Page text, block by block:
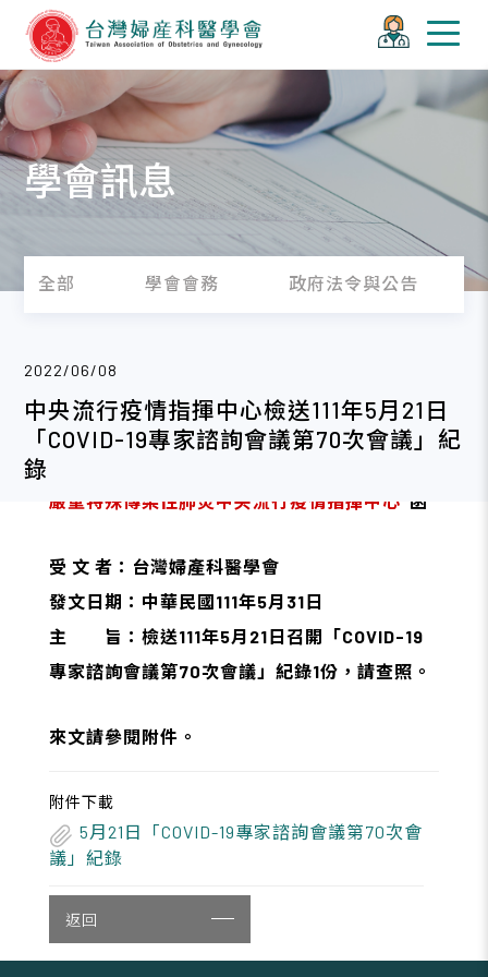
學會訊息
全部 學會會務 政府法令與公告
2022/06/08
中央流行疫情指揮中心檢送111年5月21日
「COVID-19專家諮詢會議第70次會議」紀
錄
嚴重特殊傳染性肺炎中央流行疫情指揮中心 函
受 文 者：台灣婦產科醫學會
發文日期：中華民國111年5月31日
主 旨：檢送111年5月21日召開「COVID-19
專家諮詢會議第70次會議」紀錄1份，請查照。
來文請參閱附件 。
附件下載
5月21日「COVID-19專家諮詢會議第70次會
議」紀錄
返回